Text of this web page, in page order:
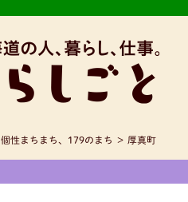
個性まちまち、179のまち > 厚真町